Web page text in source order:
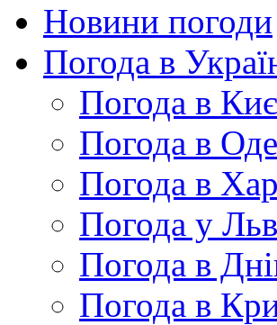
Новини погоди
Погода в
Погода в
Погода в
Погода в
Погода у
Погода в
Погода в